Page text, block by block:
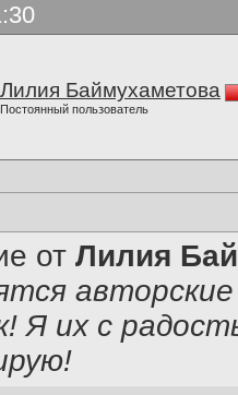
Лилия Баймухаметова
Постоянный пользователь
от Лилия
Я их с